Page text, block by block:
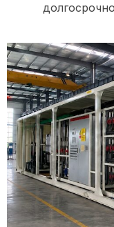
воды в
зданиях,
объектах,
система
для